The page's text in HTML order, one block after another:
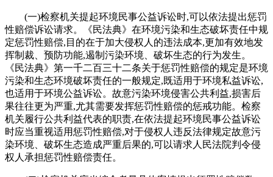
(一)检察机关提起环境民事公益诉讼时,可以依法提出惩罚
性赔偿诉讼请求。《民法典》在环境污染和生态破坏责任中规
定惩罚性赔偿,目的在于加大侵权人的违法成本,更加有效地发
挥制裁、预防功能,遏制污染环境、破坏生态的行为发生。
《民法典》第一千二百三十二条关于惩罚性赔偿的规定是环境
污染和生态环境破坏责任的一般规定,既适用于环境私益诉讼,
也适用于环境公益诉讼。故意污染环境侵害公共利益,损害后
果往往更为严重,尤其需要发挥惩罚性赔偿的惩戒功能。检察
机关履行公共利益代表的职责,在依法提起环境民事公益诉讼
时应当重视适用惩罚性赔偿,对于侵权人违反法律规定故意污
染环境、破坏生态造成严重后果的,可以请求人民法院判令侵
权人承担惩罚性赔偿责任。